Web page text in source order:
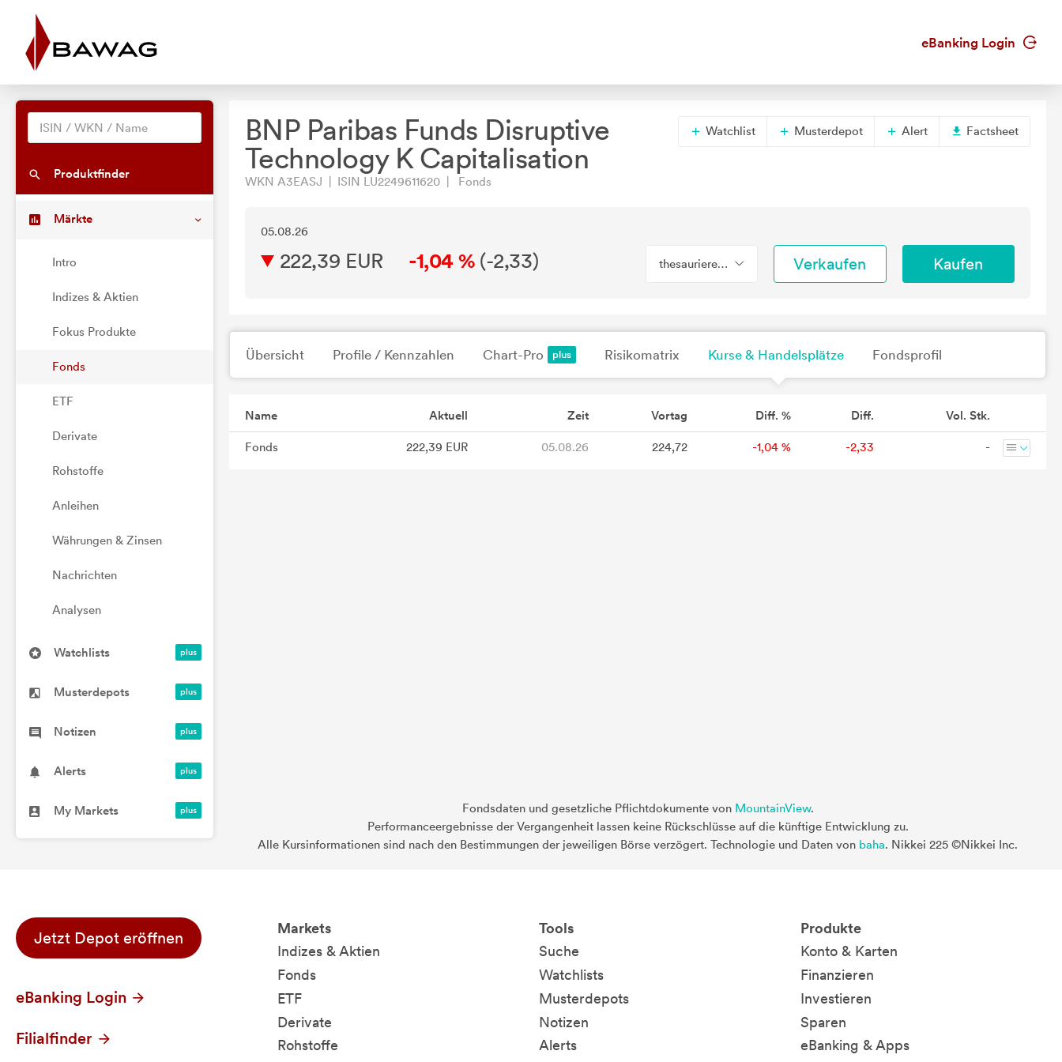
eBanking Login
Produktfinder
Märkte
Intro
Indizes & Aktien
Fokus Produkte
Fonds
ETF
Derivate
Rohstoffe
Anleihen
Währungen & Zinsen
Nachrichten
Analysen
Watchlists
Musterdepots
Notizen
Alerts
My Markets
BNP Paribas Funds Disruptive
Technology K Capitalisation
WKN A3EASJ | ISIN LU2249611620 | Fonds
Watchlist Musterdepot Alert Factsheet
05.08.26
222,39 EUR -1,04 % (-2,33) thesaurierend Verkaufen Kaufen
Übersicht Profile / Kennzahlen Chart-Pro Risikomatrix Kurse & Handelsplätze Fondsprofil
Name Aktuell Zeit Vortag Diff. % Diff. Vol. Stk.
Fonds 222,39 EUR 05.08.26 224,72 -1,04 % -2,33 -
Fondsdaten und gesetzliche Pflichtdokumente von MountainView.
Performanceergebnisse der Vergangenheit lassen keine Rückschlüsse auf die künftige Entwicklung zu.
Alle Kursinformationen sind nach den Bestimmungen der jeweiligen Börse verzögert. Technologie und Daten von baha. Nikkei 225 ©Nikkei Inc.
Jetzt Depot eröffnen
eBanking Login
Filialfinder
Markets
Indizes & Aktien
Fonds
ETF
Derivate
Rohstoffe
Tools
Suche
Watchlists
Musterdepots
Notizen
Alerts
Produkte
Konto & Karten
Finanzieren
Investieren
Sparen
eBanking & Apps